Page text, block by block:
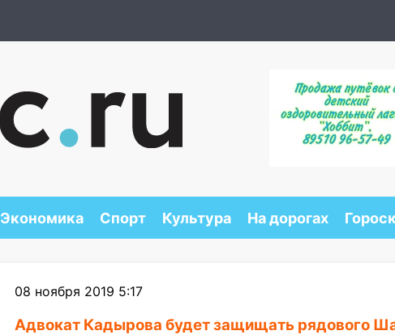
Экономика Спорт Культура На дорогах
08 ноября 2019 5:17
Адвокат Кадырова будет защищать рядового